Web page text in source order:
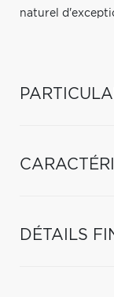
naturel
DÉTAILS